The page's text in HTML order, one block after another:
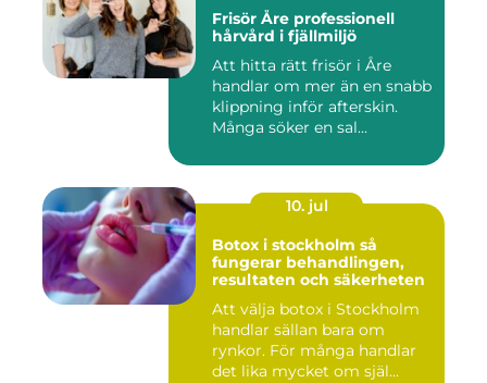
Frisör Åre professionell
hårvård i fjällmiljö
Att hitta rätt frisör i Åre
handlar om mer än en snabb
klippning inför afterskin.
Många söker en sal...
10. jul
Botox i stockholm så
fungerar behandlingen,
resultaten och säkerheten
Att välja botox i Stockholm
handlar sällan bara om
rynkor. För många handlar
det lika mycket om själ...